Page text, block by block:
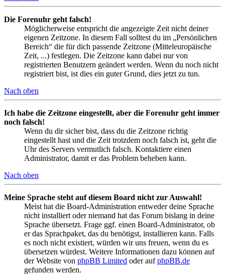
Die Forenuhr geht falsch!
Möglicherweise entspricht die angezeigte Zeit nicht deiner
eigenen Zeitzone. In diesem Fall solltest du im „Persönlichen
Bereich“ die für dich passende Zeitzone (Mitteleuropäische
Zeit, ...) festlegen. Die Zeitzone kann dabei nur von
registrierten Benutzern geändert werden. Wenn du noch nicht
registriert bist, ist dies ein guter Grund, dies jetzt zu tun.
Nach oben
Ich habe die Zeitzone eingestellt, aber die Forenuhr geht immer
noch falsch!
Wenn du dir sicher bist, dass du die Zeitzone richtig
eingestellt hast und die Zeit trotzdem noch falsch ist, geht die
Uhr des Servers vermutlich falsch. Kontaktiere einen
Administrator, damit er das Problem beheben kann.
Nach oben
Meine Sprache steht auf diesem Board nicht zur Auswahl!
Meist hat die Board-Administration entweder deine Sprache
nicht installiert oder niemand hat das Forum bislang in deine
Sprache übersetzt. Frage ggf. einen Board-Administrator, ob
er das Sprachpaket, das du benötigst, installieren kann. Falls
es noch nicht existiert, würden wir uns freuen, wenn du es
übersetzen würdest. Weitere Informationen dazu können auf
der Website von phpBB Limited oder aufphpBB.de
gefunden werden.